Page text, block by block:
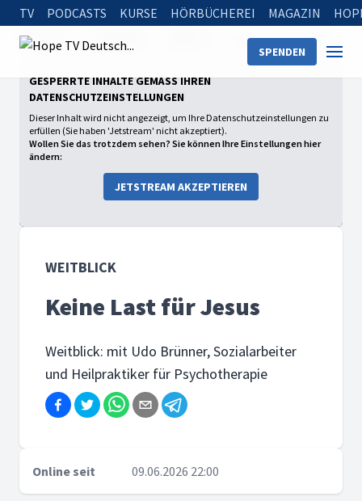
TV PODCASTS KURSE HÖRBÜCHEREI MAGAZIN
SPENDEN
Startseite Keine Last für Jesus
GESPERRTE INHALTE GEMÄSS IHREN D
ATENSCHUTZEINSTELLUNGEN
Dieser Inhalt wird nicht angezeigt, um Ihre Datenschutzeinstellungen zu
erfüllen (Sie haben 'Jetstream' nicht akzeptiert).
Wollen Sie das trotzdem sehen? Sie können Ihre Einstellungen hier
ändern:
JETSTREAM AKZEPTIEREN
WEITBLICK
Keine Last für Jesus
Weitblick: mit Udo Brünner, Sozialarbeiter
und Heilpraktiker für Psychotherapie
Online seit 09.06.2026 22:00